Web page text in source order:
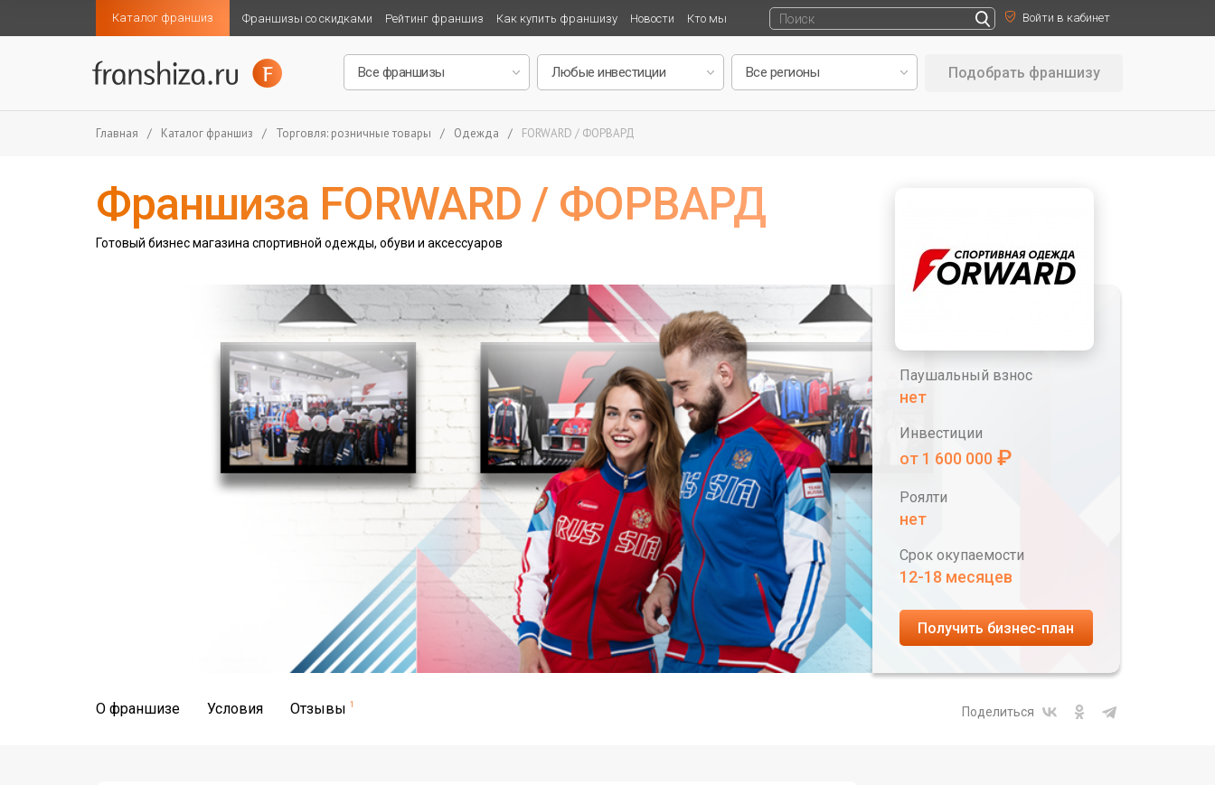
Каталог франшиз Франшизы со скидками Рейтинг франшиз Как купить франшизу Новости Кто мы Войти в кабинет
Подобрать франшизу
Главная / Каталог франшиз / Торговля: розничные товары / Одежда / FORWARD / ФОРВАРД
Франшиза FORWARD / ФОРВАРД
Готовый бизнес магазина спортивной одежды, обуви и аксессуаров
Паушальный взнос
нет
Инвестиции
от 1 600 000 ₽
Роялти
нет
Срок окупаемости
12-18 месяцев
Получить бизнес-план
О франшизе Условия Отзывы 1 Поделиться